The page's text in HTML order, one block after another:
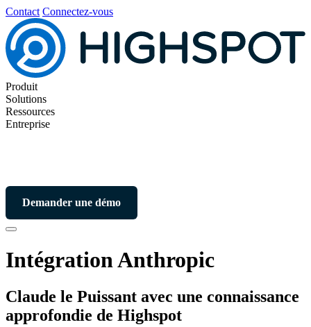
Contact Connectez-vous
Produit
Solutions
Ressources
Entreprise
Demander une démo
Intégration Anthropic
Claude le Puissant avec une connaissance
approfondie de Highspot